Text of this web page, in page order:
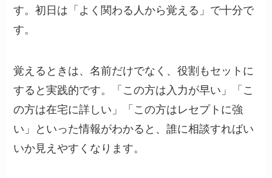
す。初日は「よく関わる人から覚える」で十分で
す。
覚えるときは、名前だけでなく、役割もセットに
すると実践的です。「この方は入力が早い」「こ
の方は在宅に詳しい」「この方はレセプトに強
い」といった情報がわかると、誰に相談すればい
いか見えやすくなります。